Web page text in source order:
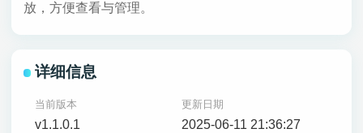
放，方便查看与管理。
详细信息
当前版本
v1.1.0.1
更新日期
2025-06-11 21:36:27